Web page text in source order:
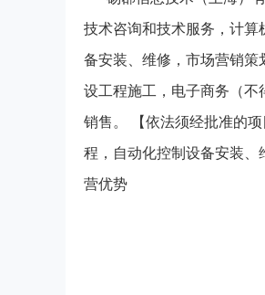
技术咨询和技术服务，计算
备安装、维修，市场营销策
设工程施工，电子商务（不
销售。 【依法须经批准的
程，自动化控制设备安装、
营优势